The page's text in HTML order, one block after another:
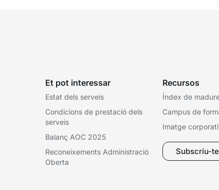
Et pot interessar
Estat dels serveis
Condicions de prestació dels
serveis
Balanç AOC 2025
Reconeixements Administració
Oberta
Recursos
Índex de
Campus de
Imatge
Subscriu-